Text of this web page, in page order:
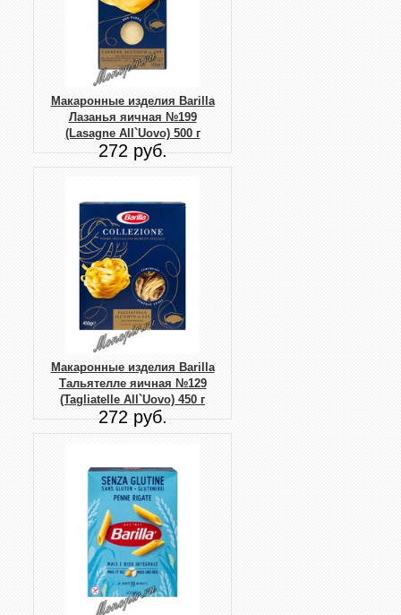
Макаронные изделия Barilla
Лазанья яичная №199
(Lasagne All`Uovo) 500 г
272 руб.
Макаронные изделия Barilla
Тальятелле яичная №129
(Tagliatelle All`Uovo) 450 г
272 руб.